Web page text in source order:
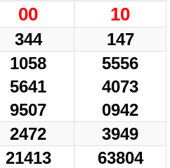
00 10
344 147
1058
5641
9507
5556
4073
0942
2472 3949
21413
63804